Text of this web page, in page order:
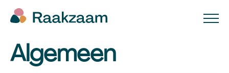
Algemeen